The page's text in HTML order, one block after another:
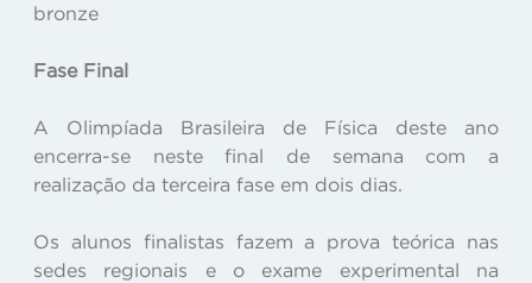
bronze
Fase Final
A Olimpíada Brasileira de Física deste ano
encerra-se neste final de semana com a
realização da terceira fase em dois dias.
Os alunos finalistas fazem a prova teórica nas
sedes regionais e o exame experimental na